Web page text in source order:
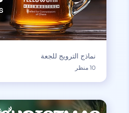
نماذج الترويج للجعة
10 منظر